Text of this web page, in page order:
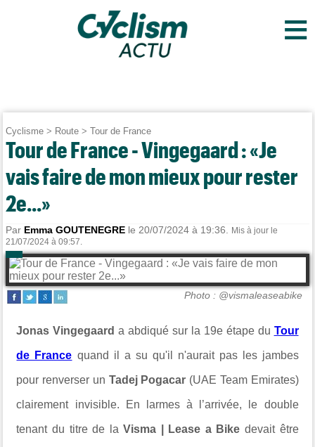
≡
Cyclisme > Route >Tour de France
Tour de France - Vingegaard : «Je
vais faire de mon mieux pour rester
2e...»
Par Emma GOUTENEGRE le 20/07/2024 à 19:36.
Mis à jour le
21/07/2024 à 09:57.
Photo : @vismaleaseabike
Jonas Vingegaard a abdiqué sur la 19e étape du Tour
de France quand il a su qu'il n'aurait pas les jambes
pour renverser un Tadej Pogacar (UAE Team Emirates)
clairement invisible. En larmes à l’arrivée, le double
tenant du titre de laVisma | Lease a Bike devait être